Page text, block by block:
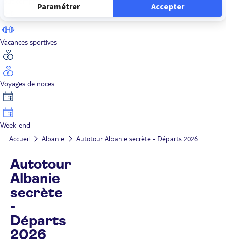
Vacances sportives
Voyages de noces
Week-end
Accueil Albanie Autotour Albanie secrète - Départs 2026
Autotour
Albanie
secrète
-
Départs
2026